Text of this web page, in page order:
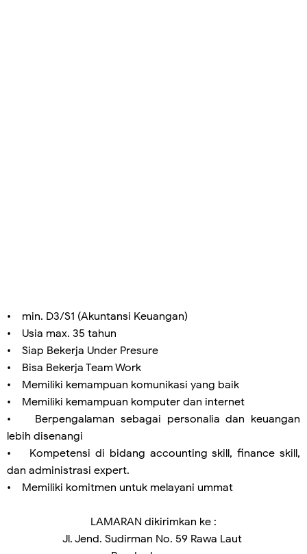
• min. D3/S1 (Akuntansi Keuangan)
• Usia max. 35 tahun
• Siap Bekerja Under Presure
• Bisa Bekerja Team Work
• Memiliki kemampuan komunikasi yang baik
• Memiliki kemampuan komputer dan internet
• Berpengalaman sebagai personalia dan keuangan
lebih disenangi
• Kompetensi di bidang accounting skill, finance skill,
dan administrasi expert.
• Memiliki komitmen untuk melayani ummat
LAMARAN dikirimkan ke :
Jl. Jend. Sudirman No. 59 Rawa Laut